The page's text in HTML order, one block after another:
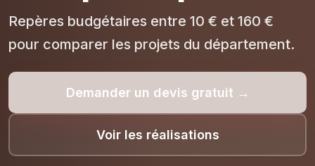
Repères budgétaires entre 10 € et 160 €
pour comparer les projets du département.
Demander un devis gratuit →
Voir les réalisations